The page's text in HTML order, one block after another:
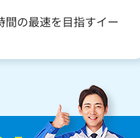
の最速を目指すイー